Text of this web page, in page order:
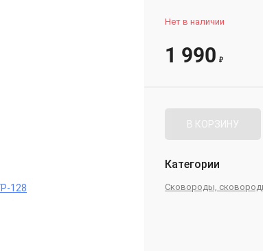
Нет в наличии
1 990 ₽
В КОРЗИНУ
Категории
Сковороды,